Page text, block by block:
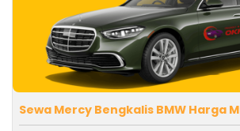
Sewa Mercy Bengkalis BMW Harga